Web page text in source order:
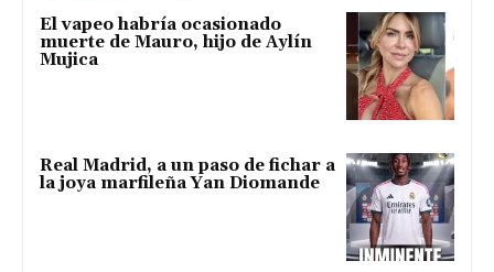
El vapeo habría ocasionado
muerte de Mauro, hijo de Aylín
Mujica
Real Madrid, a un paso de fichar a
la joya marfileña Yan Diomande